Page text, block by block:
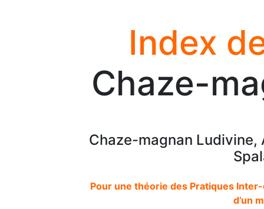
Index
Chaze-
Chaze-magnan Ludivine,
Pour une théorie des Pratiques
d’un